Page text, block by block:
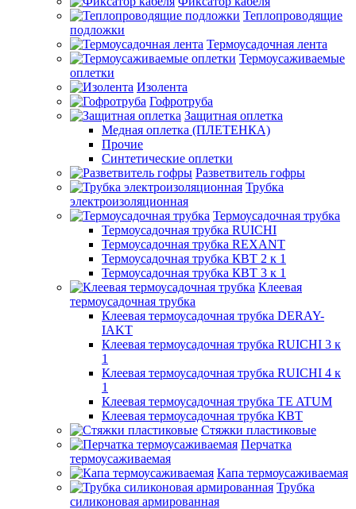
Теплопроводящие
подложки
Термоусадочная лента
Термоусаживаемые
оплетки
Изолента
Гофротруба
Защитная оплетка
Медная оплетка (ПЛЕТЕНКА)
Прочие
Синтетические оплетки
Разветвитель гофры
Трубка
электроизоляционная
Термоусадочная трубка
Термоусадочная трубка RUICHI
Термоусадочная трубка REXANT
Термоусадочная трубка КВТ 2 к 1
Термоусадочная трубка КВТ 3 к 1
Клеевая
термоусадочная трубка
Клеевая термоусадочная трубка DERAY-
IAKT
Клеевая термоусадочная трубка RUICHI 3 к
1
Клеевая термоусадочная трубка RUICHI 4 к
1
Клеевая термоусадочная трубка TE ATUM
Клеевая термоусадочная трубка КВТ
Стяжки пластиковые
Перчатка
термоусаживаемая
Капа термоусаживаемая
Трубка
силиконовая армированная